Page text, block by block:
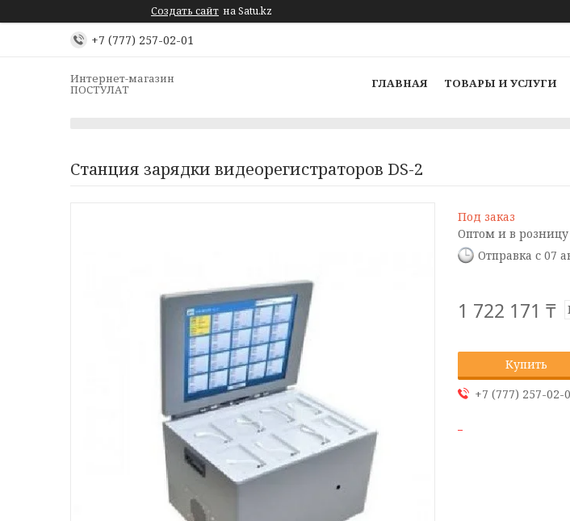
Создать сайт на Satu.kz
+7 (777) 257-02-01
Интернет-магазин
ПОСТУЛАТ ГЛАВНАЯ ТОВАРЫ И УСЛУГИ
Станция зарядки видеорегистраторов DS-2
Под заказ
Оптом и в розницу
Отправка с 07
1 722 171 ₸
Купить
+7 (777) 257-02-